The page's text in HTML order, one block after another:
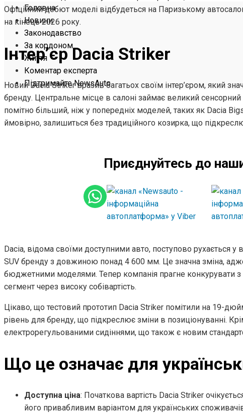
Головна
Новини
Законодавство
За кордоном
Життя
Коментар експерта
Підтримайте NewsAuto
Офіційний дебют моделі відбудеться на Паризькому
на кінець 2026 року.
Інтер’єр Dacia Striker
Новий Dacia Striker вразив багатьох своїм інтер’єром, який
бренду. Центральне місце в салоні займає великий
помітно більший, ніж у попередніх моделей, таких як Dacia
ймовірно, залишиться без традиційного козирка, що
Приєднуйтесь до
Dacia, відома своїми доступними авто, поступово рухається
SUV бренду з довжиною понад 4 600 мм. Це значна зміна,
бюджетними моделями. Тепер компанія прагне конкурувати
сегмент через високу собівартість.
Цікаво, що тестовий прототип Dacia Striker помітили на 19-
рівень для бренду, що підкреслює зміни в позиціонуванні.
електрорегульованими сидіннями, що також є новим
Що це означає для
Доступна ціна: Початкова вартість Dacia Striker
його привабливим варіантом для українських